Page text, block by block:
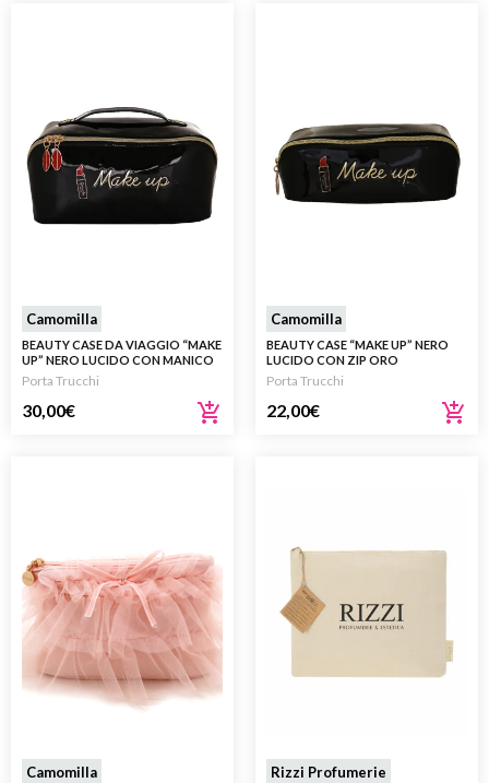
Camomilla
BEAUTY CASE DA VIAGGIO “MAKE
UP” NERO LUCIDO CON MANICO
Porta Trucchi
30,00€
Camomilla
BEAUTY CASE “MAKE UP” NERO
LUCIDO CON ZIP ORO
Porta Trucchi
22,00€
Camomilla Rizzi Profumerie